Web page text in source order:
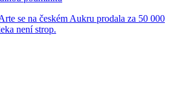
se na českém Aukru prodala za 50 000
není strop.